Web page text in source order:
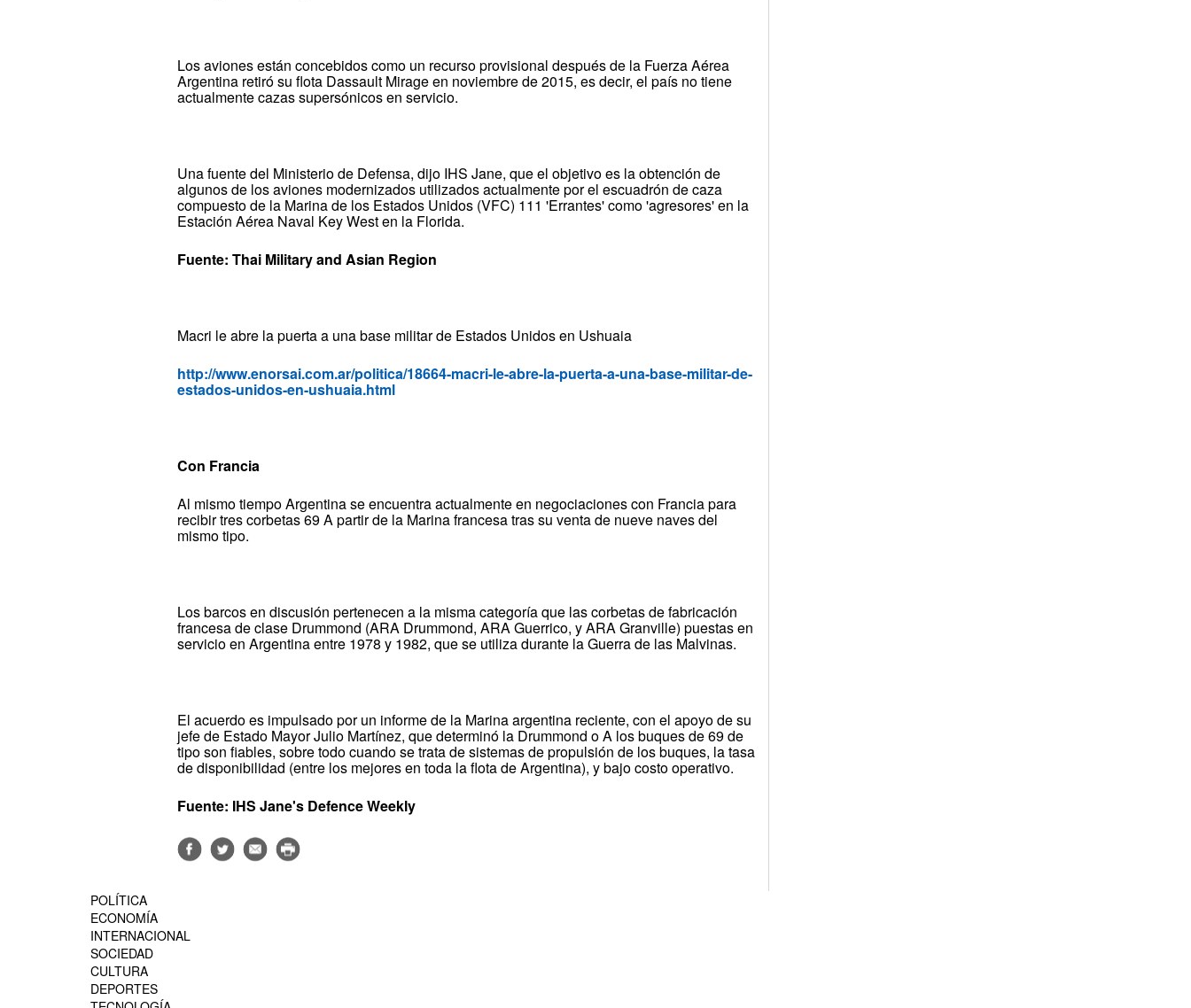
Los aviones están concebidos como un recurso provisional después de la Fuerza Aérea
Argentina retiró su flota Dassault Mirage en noviembre de 2015, es decir, el país no tiene
actualmente cazas supersónicos en servicio.
Una fuente del Ministerio de Defensa, dijo IHS Jane, que el objetivo es la obtención de
algunos de los aviones modernizados utilizados actualmente por el escuadrón de caza
compuesto de la Marina de los Estados Unidos (VFC) 111 'Errantes' como 'agresores' en la
Estación Aérea Naval Key West en la Florida.
Fuente: Thai Military and Asian Region
Macri le abre la puerta a una base militar de Estados Unidos en Ushuaia
http://www.enorsai.com.ar/politica/18664-macri-le-abre-la-puerta-a-una-base-militar-de-
estados-unidos-en-ushuaia.html
Con Francia
Al mismo tiempo Argentina se encuentra actualmente en negociaciones con Francia para
recibir tres corbetas 69 A partir de la Marina francesa tras su venta de nueve naves del
mismo tipo.
Los barcos en discusión pertenecen a la misma categoría que las corbetas de fabricación
francesa de clase Drummond (ARA Drummond, ARA Guerrico, y ARA Granville) puestas en
servicio en Argentina entre 1978 y 1982, que se utiliza durante la Guerra de las Malvinas.
El acuerdo es impulsado por un informe de la Marina argentina reciente, con el apoyo de su
jefe de Estado Mayor Julio Martínez, que determinó la Drummond o A los buques de 69 de
tipo son fiables, sobre todo cuando se trata de sistemas de propulsión de los buques, la tasa
de disponibilidad (entre los mejores en toda la flota de Argentina), y bajo costo operativo.
Fuente: IHS Jane's Defence Weekly
POLÍTICA
ECONOMÍA
INTERNACIONAL
SOCIEDAD
CULTURA
DEPORTES